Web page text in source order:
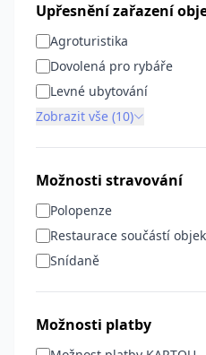
Upřesnění zařazení
Agroturistika
Dovolená pro rybáře
Levné ubytování
Zobrazit vše (10)
Možnosti stravování
Polopenze
Restaurace součástí
Snídaně
Možnosti platby